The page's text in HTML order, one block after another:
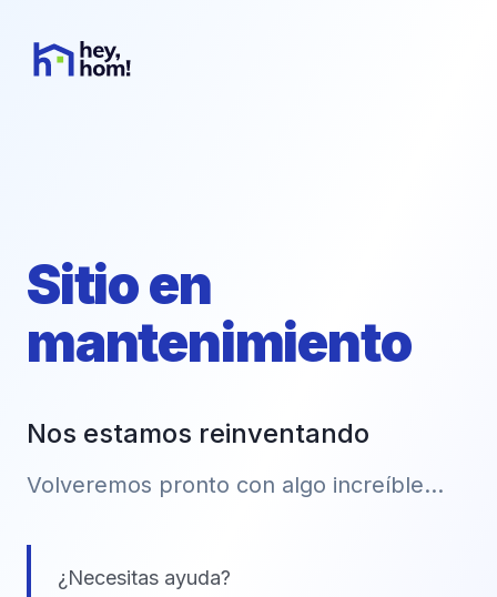
Sitio en
mantenimiento
Nos estamos reinventando
Volveremos pronto con algo increíble...
¿Necesitas ayuda?